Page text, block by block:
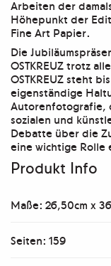
Arbeiten der
Höhepunkt der
Fine Art Papier.
Die
OSTKREUZ trotz
OSTKREUZ steht
eigenständige
Autorenfotografie,
sozialen und
Debatte über die
eine wichtige Rolle
Produkt Info
Maße: 26,50cm x
Seiten: 159